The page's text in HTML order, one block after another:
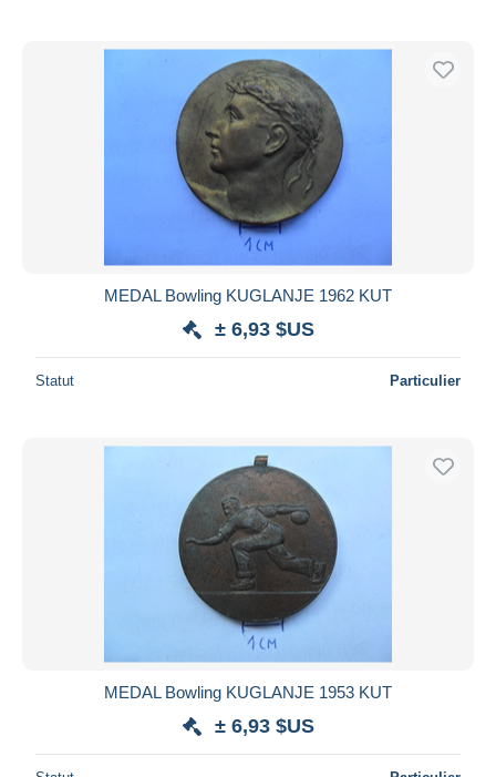
MEDAL Bowling KUGLANJE 1962 KUT
± 6,93 $US
Statut Particulier
MEDAL Bowling KUGLANJE 1953 KUT
± 6,93 $US